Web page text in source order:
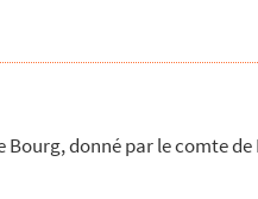
donné par le comte